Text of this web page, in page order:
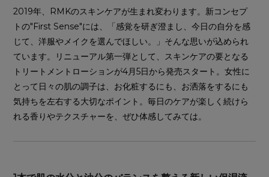
2019年、RMKのスキンケアが生まれ変わります。新コンセプ
トの"First Sense"には、「感覚を研ぎ澄まし、今日の自分を感
じて、洋服やメイクを選んでほしい。」そんな思いが込められ
ています。リニューアル第一弾として、スキンケアの要となる
トリートメントローションが4月5日から発売スタート。女性に
とって日々の肌の調子は、お化粧するにも、お洒落をするにも
気持ちを左右する大切なポイント。毎日のケアが楽しく続けら
れる香りやテクスチャーを、ぜひ体感してみては。